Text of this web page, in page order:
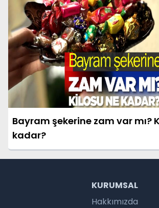
Bayram şekerine zam var mı?
kadar?
KURUMSAL
Hakkımızda